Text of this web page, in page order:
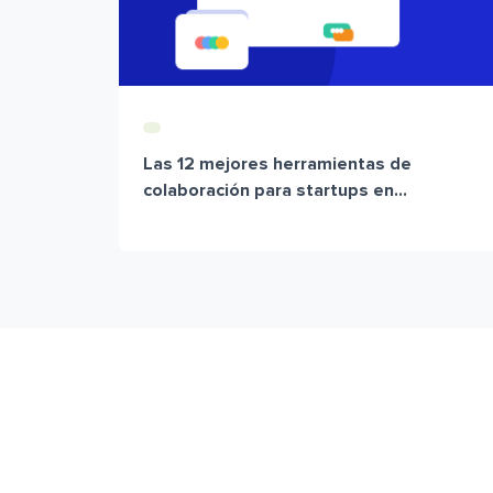
Las 12 mejores herramientas de
colaboración para startups en...